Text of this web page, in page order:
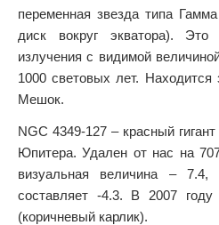
переменная звезда типа
диск вокруг экватора). Это
излучения с видимой
1000 световых лет.
Мешок.
NGC 4349-127 – красный
Юпитера. Удален от нас на
визуальная величина – 7.4,
составляет -4.3. В 2007 году
(коричневый карлик).